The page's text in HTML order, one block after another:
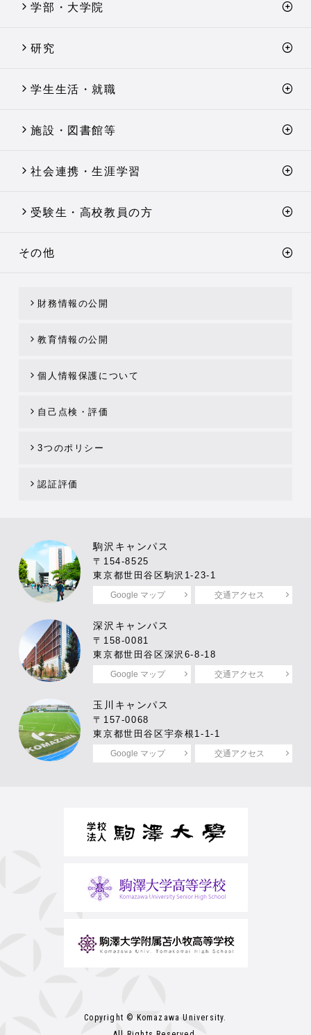
学部・大学院
研究
学生生活・就職
施設・図書館等
社会連携・生涯学習
受験生・高校教員の方
その他
財務情報の公開
教育情報の公開
個人情報保護について
自己点検・評価
3つのポリシー
認証評価
駒沢キャンパス
〒154-8525
東京都世田谷区駒沢1-23-1
Google マップ 交通アクセス
深沢キャンパス
〒158-0081
東京都世田谷区深沢6-8-18
Google マップ 交通アクセス
玉川キャンパス
〒157-0068
東京都世田谷区宇奈根1-1-1
Google マップ 交通アクセス
Copyright © Komazawa University.